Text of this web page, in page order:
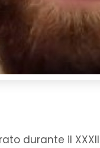
durante il